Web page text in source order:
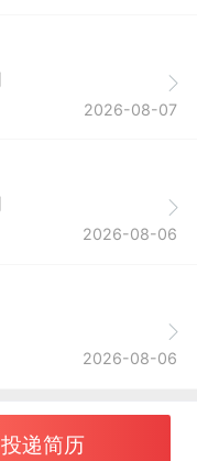
2026-08-07
2026-08-06
2026-08-06
投递简历